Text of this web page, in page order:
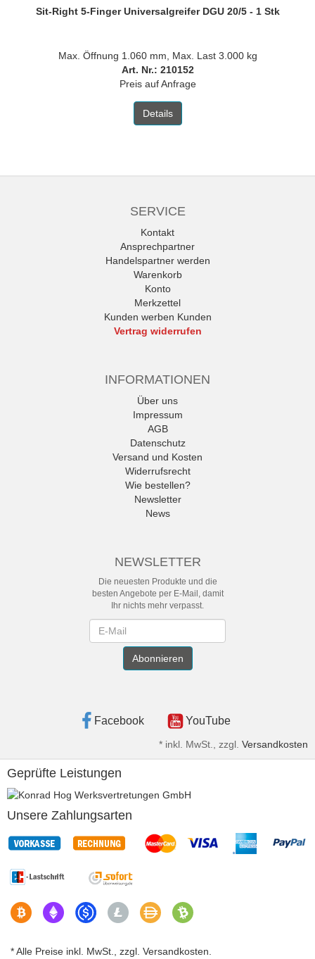
Sit-Right 5-Finger Universalgreifer DGU 20/5 - 1 Stk
Max. Öffnung 1.060 mm, Max. Last 3.000 kg
Art. Nr.: 210152
Preis auf Anfrage
Details
SERVICE
Kontakt
Ansprechpartner
Handelspartner werden
Warenkorb
Konto
Merkzettel
Kunden werben Kunden
Vertrag widerrufen
INFORMATIONEN
Über uns
Impressum
AGB
Datenschutz
Versand und Kosten
Widerrufsrecht
Wie bestellen?
Newsletter
News
NEWSLETTER
Die neuesten Produkte und die
besten Angebote per E-Mail, damit
Ihr nichts mehr verpasst.
Abonnieren
Facebook YouTube
* inkl. MwSt., zzgl. Versandkosten
Geprüfte Leistungen
Unsere Zahlungsarten
* Alle Preise inkl. MwSt., zzgl. Versandkosten.